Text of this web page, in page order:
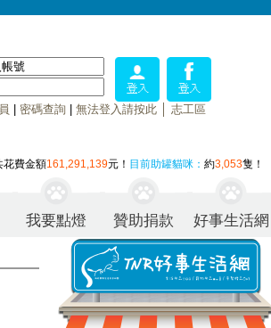
密碼查詢| 無法登入請按此│ 志工區
花費金額161,291,139元！ 目前助罐貓咪： 約3,053隻！
我要點燈 贊助捐款 好事生活網